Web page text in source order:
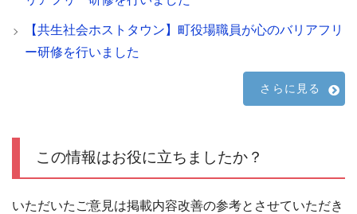
【共生社会ホストタウン】町役場職員が心のバリアフリ
ー研修を行いました
さらに見る
この情報はお役に立ちましたか？
いただいたご意見は掲載内容改善の参考とさせていただき